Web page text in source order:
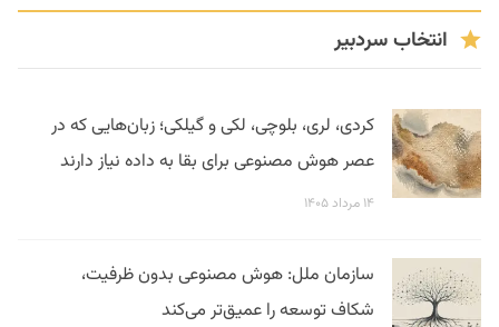
انتخاب سردبیر
کردی، لری، بلوچی، لکی و گیلکی؛ زبان‌هایی که در
عصر هوش مصنوعی برای بقا به داده نیاز دارند
۱۴ مرداد ۱۴۰۵
سازمان ملل: هوش مصنوعی بدون ظرفیت،
شکاف توسعه را عمیق‌تر می‌کند